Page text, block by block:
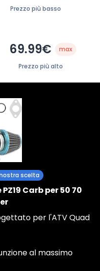
Prezzo più basso
69.99€ max
Prezzo più alto
scelta
Carb per 50 70
per l'ATV Quad
al massimo